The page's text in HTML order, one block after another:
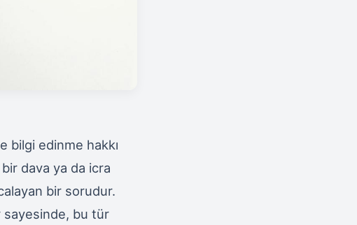
bilgi edinme hakkı
bir dava ya da icra
bir sorudur.
sayesinde, bu tür